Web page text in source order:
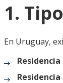
1.
En Uruguay,